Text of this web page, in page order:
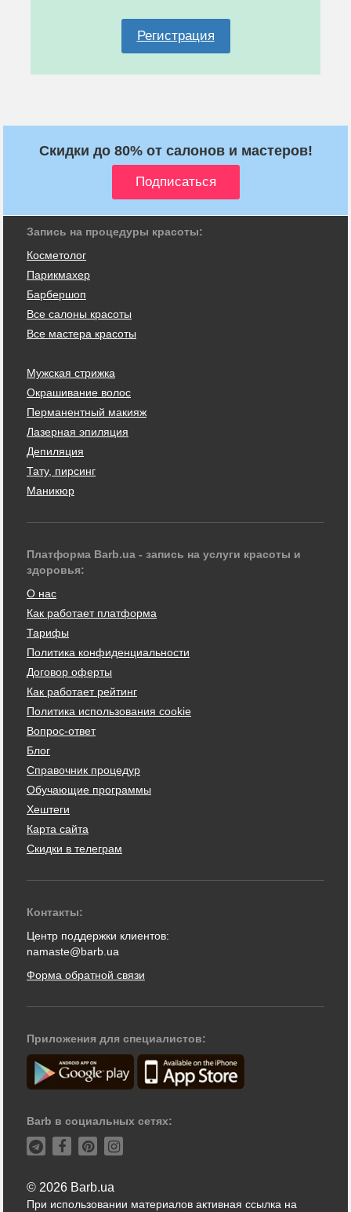
Регистрация
Скидки до 80% от салонов и мастеров!
Запись на процедуры красоты:
Косметолог
Парикмахер
Барбершоп
Все салоны красоты
Все мастера красоты
Мужская стрижка
Окрашивание волос
Перманентный макияж
Лазерная эпиляция
Депиляция
Тату, пирсинг
Маникюр
Платформа Barb.ua - запись на услуги красоты и
здоровья:
О нас
Как работает платформа
Тарифы
Политика конфиденциальности
Договор оферты
Как работает рейтинг
Политика использования cookie
Вопрос-ответ
Блог
Справочник процедур
Обучающие программы
Хештеги
Карта сайта
Скидки в телеграм
Контакты:
Центр поддержки клиентов:
namaste@barb.ua
Форма обратной связи
Приложения для специалистов:
Barb в социальных сетях:
© 2026 Barb.ua
При использовании материалов активная ссылка на